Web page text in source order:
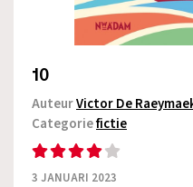
10
AuteurVictor De
Categoriefictie
3 JANUARI 2023